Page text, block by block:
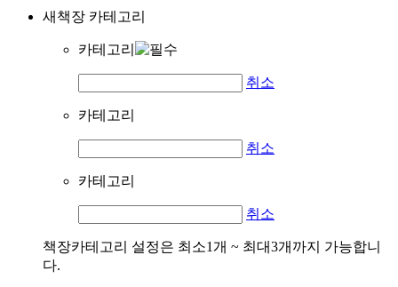
새책장 카테고리
카테고리
취소
카테고리
취소
카테고리
취소
책장카테고리 설정은 최소1개 ~ 최대3개까지 가능합니
다.